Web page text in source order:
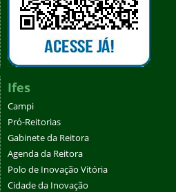
Ifes
Campi
Pró-Reitorias
Gabinete da Reitora
Agenda da Reitora
Polo de Inovação Vitória
Cidade da Inovação